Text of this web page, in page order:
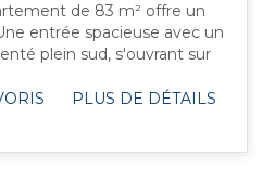
de 83 m² offre un
entrée spacieuse avec un
plein sud, s'ouvrant sur
PLUS DE DÉTAILS